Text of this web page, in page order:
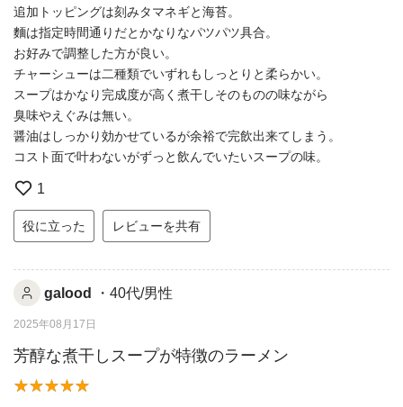
追加トッピングは刻みタマネギと海苔。
麵は指定時間通りだとかなりなパツパツ具合。
お好みで調整した方が良い。
チャーシューは二種類でいずれもしっとりと柔らかい。
スープはかなり完成度が高く煮干しそのものの味ながら
臭味やえぐみは無い。
醤油はしっかり効かせているが余裕で完飲出来てしまう。
コスト面で叶わないがずっと飲んでいたいスープの味。
1
役に立った レビューを共有
galood ・40代/男性
2025年08月17日
芳醇な煮干しスープが特徴のラーメン